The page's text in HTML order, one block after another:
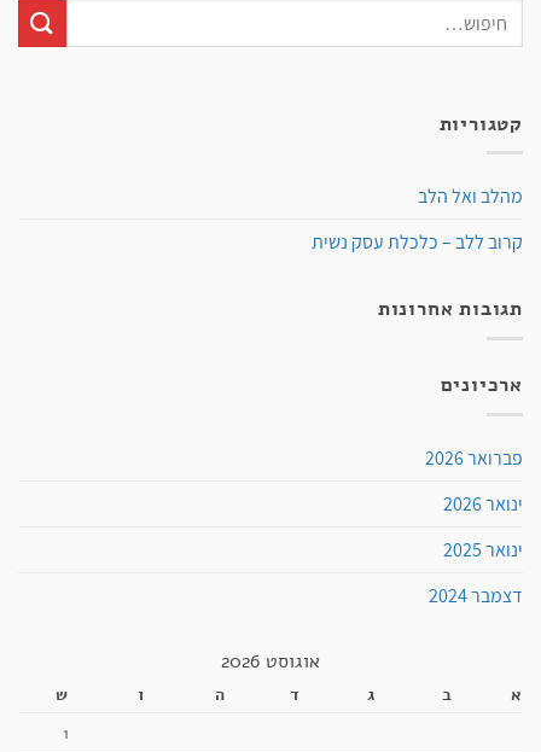
קטגוריות
מהלב ואל הלב
קרוב ללב – כלכלת עסק נשית
תגובות אחרונות
ארכיונים
פברואר 2026
ינואר 2026
ינואר 2025
דצמבר 2024
אוגוסט 2026
א ב ג ד ה ו
ש
1